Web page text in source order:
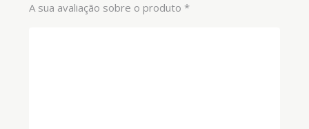
A sua avaliação sobre o produto *